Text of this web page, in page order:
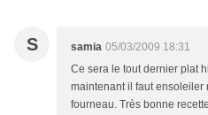
S samia 05/03/2009 18:31
Ce sera le tout dernier plat
maintenant il faut ensoleiler
fourneau. Très bonne